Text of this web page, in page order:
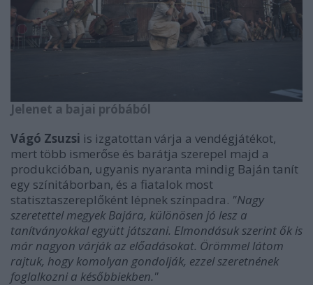
Jelenet a bajai próbából
Vágó Zsuzsi is izgatottan várja a vendégjátékot,
mert több ismerőse és barátja szerepel majd a
produkcióban, ugyanis nyaranta mindig Baján tanít
egy színitáborban, és a fiatalok most
statisztaszereplőként lépnek színpadra. "Nagy
szeretettel megyek Bajára, különösen jó lesz a
tanítványokkal együtt játszani. Elmondásuk szerint ők is
már nagyon várják az előadásokat. Örömmel látom
rajtuk, hogy komolyan gondolják, ezzel szeretnének
foglalkozni a későbbiekben."